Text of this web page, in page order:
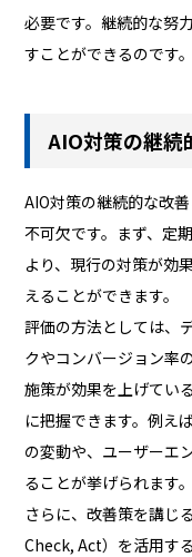
必要です。継続的な努
すことができるのです。
AIO対策の継続
AIO対策の継続的な改
不可欠です。まず、定
より、現行の対策が効
えることができます。
評価の方法としては、
クやコンバージョン率
施策が効果を上げてい
に把握できます。例え
の変動や、ユーザーエ
ることが挙げられます。
さらに、改善策を講じ
Check, Act）を活用す